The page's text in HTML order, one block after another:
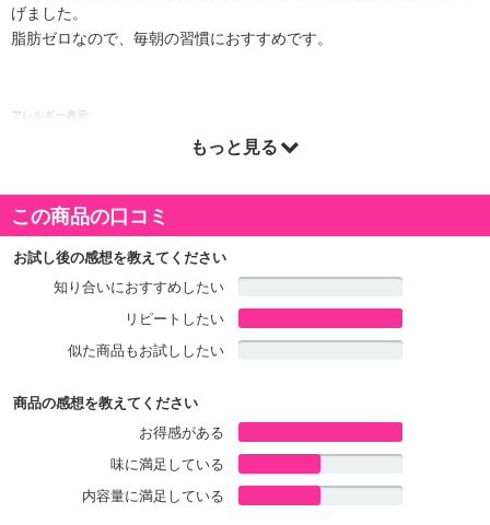
げました。
脂肪ゼロなので、毎朝の習慣におすすめです。
アレルギー表示:
ださい。
もっと見る
この商品の口コミ
お試し後の感想を教えてください
知り合いにおすすめしたい
リピートしたい
似た商品もお試ししたい
商品の感想を教えてください
お得感がある
味に満足している
内容量に満足している